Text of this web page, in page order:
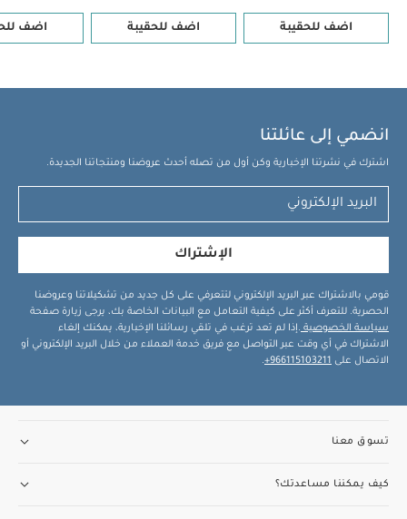
اضف للحقيبة اضف للحقيبة اضف
انضمي إلى عائلتنا
اشترك في نشرتنا الإخبارية وكن أول من تصله أحدث عروضنا ومنتجاتنا الجديدة.
الإشتراك
قومي بالاشتراك عبر البريد الإلكتروني لتتعرفي على كل جديد من تشكيلاتنا وعروضنا
الحصرية. للتعرف أكثر على كيفية التعامل مع البيانات الخاصة بك، يرجى زيارة صفحة
سياسة الخصوصية .إذا لم تعد ترغب في تلقي رسائلنا الإخبارية، يمكنك إلغاء
الاشتراك في أي وقت عبر التواصل مع فريق خدمة العملاء من خلال البريد الإلكتروني أو
الاتصال على 966115103211+
.
تسوق معنا
كيف يمكننا مساعدتك؟